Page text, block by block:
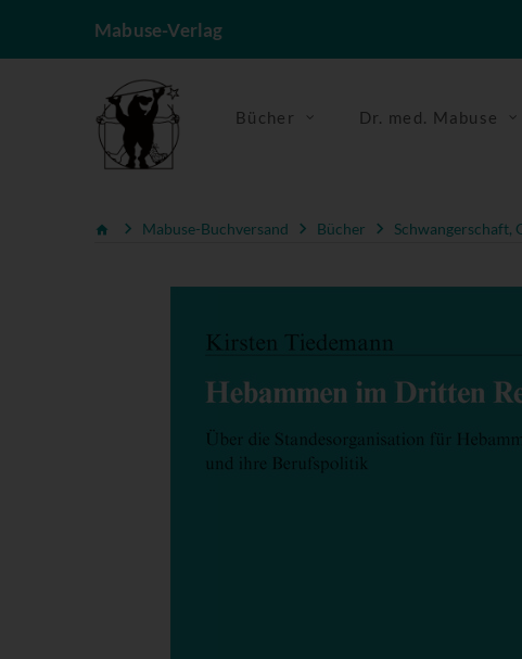
Mabuse-Verlag
Bücher Dr. med. Mabuse
Mabuse-Buchversand Bücher Schwangerschaft,